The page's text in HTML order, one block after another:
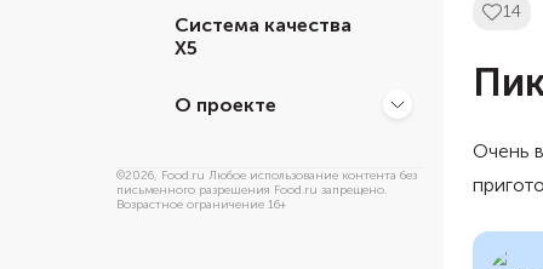
Система качества
Х5
О проекте
©2026, Food.ru Любое использование контента без
письменного разрешения Food.ru запрещено.
Возрастное ограничение 16+
14
Очень